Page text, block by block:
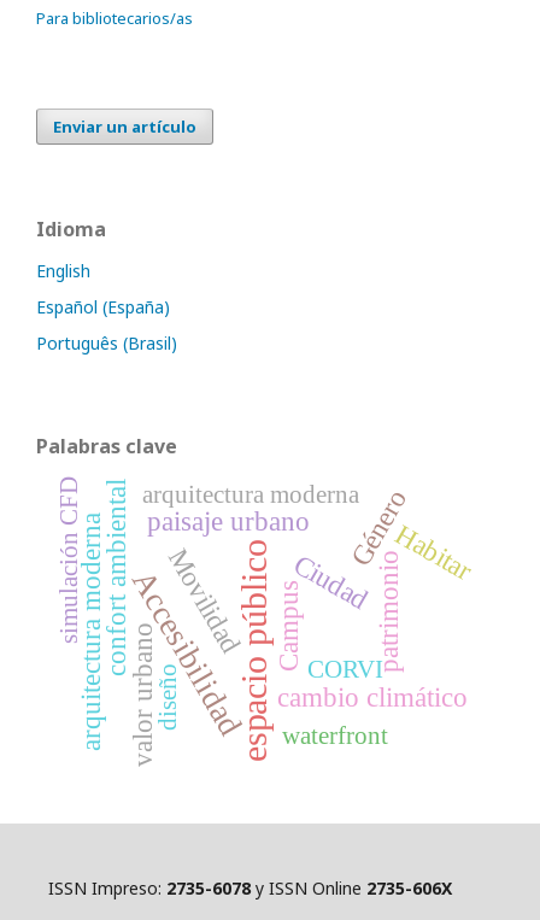
Para bibliotecarios/as
Enviar un artículo
Idioma
English
Español (España)
Português (Brasil)
Palabras clave
espacio público
Accesibilidad Campus
Movilidad
cambio climático
Ciudadpatrimonio
paisaje urbano
confort ambiental GéneroHabitar
arquitectura modernavalor urbano
simulación CFD arquitectura moderna
CORVI
diseño
waterfront
ISSN Impreso: 2735-6078 y ISSN Online 2735-606X